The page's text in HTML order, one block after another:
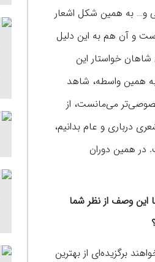
و… به همین شکل اشعار
و آن هم به این دلیل
خواستار این
همین واسطه، شاهد
می‌مانست، از
درباری و عام بدانیم،
در همین دوران
این وصف از نظر شما
برگزیده‌ای از بهترین